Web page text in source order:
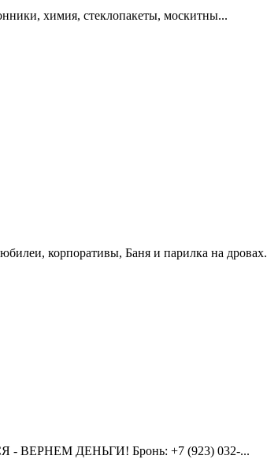
химия, стеклопакеты, москитны...
корпоративы, Баня и парилка на дровах.
- ВЕРНЕМ ДЕНЬГИ! Бронь: +7 (923) 032-...